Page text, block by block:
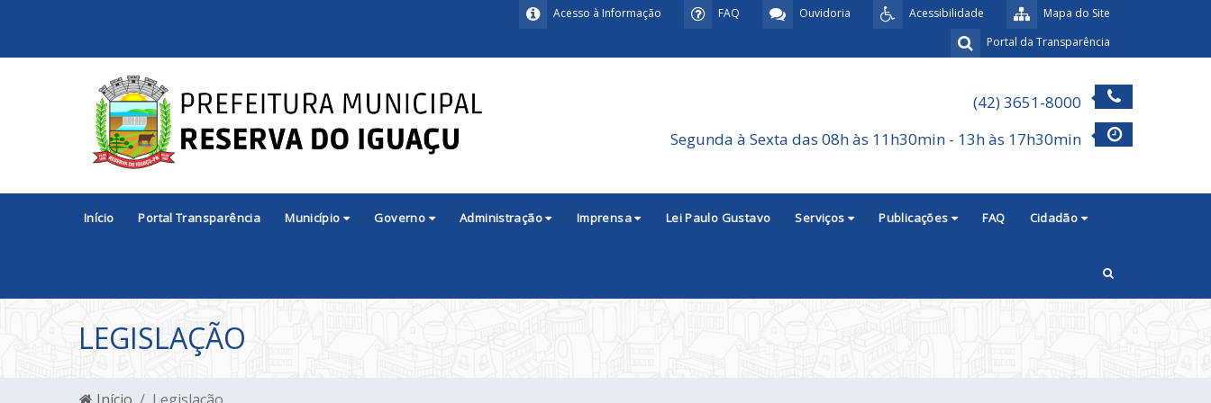
Mapa do Site
Acessibilidade
Ouvidoria
FAQ
Acesso à Informação
Portal da Transparência
(42) 3651-8000
Segunda à Sexta das 08h às 11h30min - 13h às 17h30min
Início Portal Transparência Município Governo Administração Imprensa Lei Paulo Gustavo Serviços Publicações FAQ Cidadão
LEGISLAÇÃO
Início Legislação